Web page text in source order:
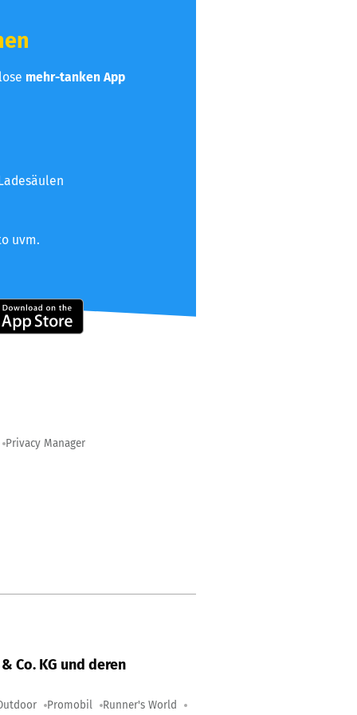
mehr-tanken App
uvm.
Privacy Manager
Co. KG und deren
Promobil Runner's World